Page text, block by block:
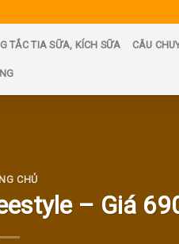
TẮC TIA SỮA, KÍCH SỮA CÂU
CHỦ
– Giá